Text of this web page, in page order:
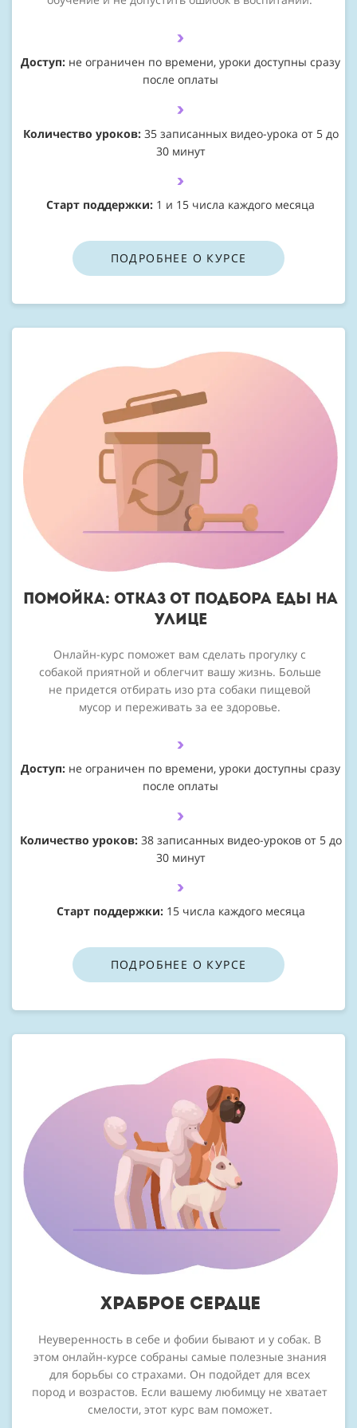
Доступ: не ограничен по времени, уроки доступны сразу
после оплаты
Количество уроков: 35 записанных видео-урока от 5 до
30 минут
Старт поддержки: 1 и 15 числа каждого месяца
ПОДРОБНЕЕ О КУРСЕ
помойка: отказ от подбора еды на
улице
Онлайн-курс поможет вам сделать прогулку с
собакой приятной и облегчит вашу жизнь. Больше
не придется отбирать изо рта собаки пищевой
мусор и переживать за ее здоровье.
Доступ: не ограничен по времени, уроки доступны сразу
после оплаты
Количество уроков:38 записанных видео-уроков от 5 до
30 минут
Старт поддержки: 15 числа каждого месяца
ПОДРОБНЕЕ О КУРСЕ
храброе сердце
Неуверенность в себе и фобии бывают и у собак. В
этом онлайн-курсе собраны самые полезные знания
для борьбы со страхами. Он подойдет для всех
пород и возрастов. Если вашему любимцу не хватает
смелости, этот курс вам поможет.